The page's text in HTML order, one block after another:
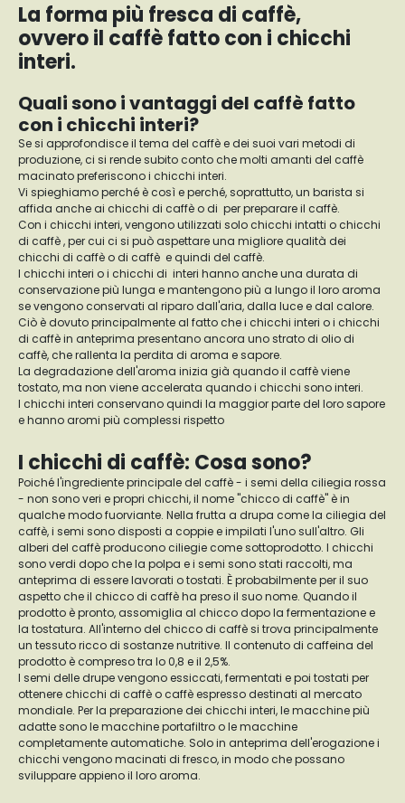
La forma più fresca di caffè,
ovvero il caffè fatto con i chicchi
interi.
Quali sono i vantaggi del caffè fatto
con i chicchi interi?
Se si approfondisce il tema del caffè e dei suoi vari metodi di
produzione, ci si rende subito conto che molti amanti del caffè
macinato preferiscono i chicchi interi.
Vi spieghiamo perché è così e perché, soprattutto, un barista si
affida anche ai chicchi di caffè o di per preparare il caffè.
Con i chicchi interi, vengono utilizzati solo chicchi intatti o chicchi
di caffè , per cui ci si può aspettare una migliore qualità dei
chicchi di caffè o di caffè e quindi del caffè.
I chicchi interi o i chicchi di interi hanno anche una durata di
conservazione più lunga e mantengono più a lungo il loro aroma
se vengono conservati al riparo dall'aria, dalla luce e dal calore.
Ciò è dovuto principalmente al fatto che i chicchi interi o i chicchi
di caffè in anteprima presentano ancora uno strato di olio di
caffè, che rallenta la perdita di aroma e sapore.
La degradazione dell'aroma inizia già quando il caffè viene
tostato, ma non viene accelerata quando i chicchi sono interi.
I chicchi interi conservano quindi la maggior parte del loro sapore
e hanno aromi più complessi rispetto
I chicchi di caffè: Cosa sono?
Poiché l'ingrediente principale del caffè - i semi della ciliegia rossa
- non sono veri e propri chicchi, il nome "chicco di caffè" è in
qualche modo fuorviante. Nella frutta a drupa come la ciliegia del
caffè, i semi sono disposti a coppie e impilati l'uno sull'altro. Gli
alberi del caffè producono ciliegie come sottoprodotto. I chicchi
sono verdi dopo che la polpa e i semi sono stati raccolti, ma
anteprima di essere lavorati o tostati. È probabilmente per il suo
aspetto che il chicco di caffè ha preso il suo nome. Quando il
prodotto è pronto, assomiglia al chicco dopo la fermentazione e
la tostatura. All'interno del chicco di caffè si trova principalmente
un tessuto ricco di sostanze nutritive. Il contenuto di caffeina del
prodotto è compreso tra lo 0,8 e il 2,5%.
I semi delle drupe vengono essiccati, fermentati e poi tostati per
ottenere chicchi di caffè o caffè espresso destinati al mercato
mondiale. Per la preparazione dei chicchi interi, le macchine più
adatte sono le macchine portafiltro o le macchine
completamente automatiche. Solo in anteprima dell'erogazione i
chicchi vengono macinati di fresco, in modo che possano
sviluppare appieno il loro aroma.